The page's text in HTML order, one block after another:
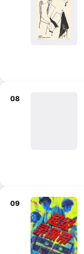
08
09